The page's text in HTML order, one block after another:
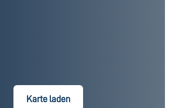
Karte laden